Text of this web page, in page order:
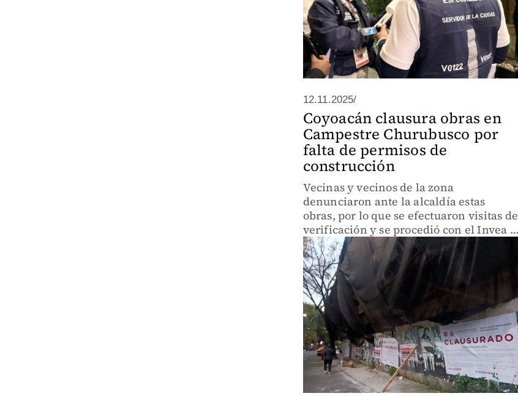
12.11.2025/
Coyoacán clausura obras en
Campestre Churubusco por
falta de permisos de
construcción
Vecinas y vecinos de la zona
denunciaron ante la alcaldía estas
obras, por lo que se efectuaron visitas de
verificación y se procedió con el Invea a
su sanción.